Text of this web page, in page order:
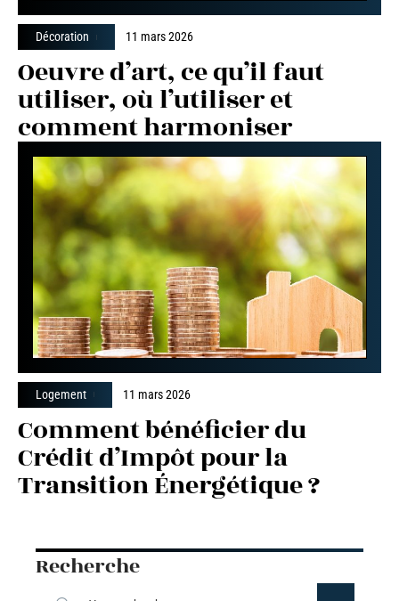
Décoration 11 mars 2026
Oeuvre d’art, ce qu’il faut
utiliser, où l’utiliser et
comment harmoniser
Logement 11 mars 2026
Comment bénéficier du
Crédit d’Impôt pour la
Transition Énergétique ?
Recherche